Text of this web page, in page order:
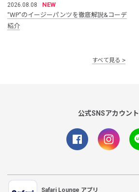
2026.08.08
NEW
“WP”のイージーパンツを徹底解説&コーデ
紹介
すべて見る
公式SNSアカウント
Safari Lounge アプリ